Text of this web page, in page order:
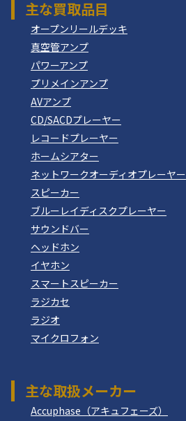
主な買取品目
オープンリールデッキ
真空管アンプ
パワーアンプ
プリメインアンプ
AVアンプ
CD/SACDプレーヤー
レコードプレーヤー
ホームシアター
ネットワークオーディオプレーヤー
スピーカー
ブルーレイディスクプレーヤー
サウンドバー
ヘッドホン
イヤホン
スマートスピーカー
ラジカセ
ラジオ
マイクロフォン
主な取扱メーカー
Accuphase（アキュフェーズ）